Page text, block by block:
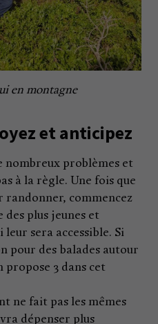
en montagne
et anticipez
nombreux problèmes et
à la règle. Une fois que
randonner, commencez
des plus jeunes et
leur sera accessible. Si
pour des balades autour
propose 3 dans cet
ne fait pas les mêmes
dépenser plus